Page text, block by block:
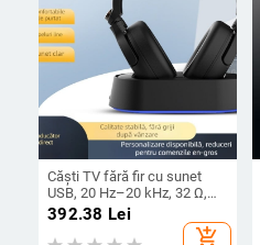
Căști TV fără fir cu sunet
USB, 20 Hz–20 kHz, 32 Ω,
microfon încorporat
392.38 Lei
add_shopping_cart